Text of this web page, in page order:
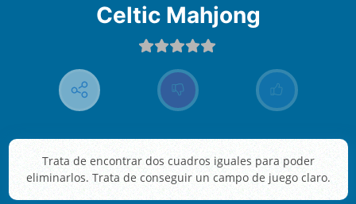
Celtic Mahjong
Trata de encontrar dos cuadros iguales para poder
eliminarlos. Trata de conseguir un campo de juego claro.